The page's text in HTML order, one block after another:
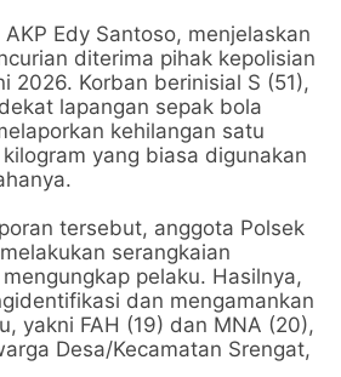
Edy Santoso, menjelaskan
diterima pihak kepolisian
2026. Korban berinisial S (51),
lapangan sepak bola
kehilangan satu
yang biasa digunakan
tersebut, anggota Polsek
serangkaian
pelaku. Hasilnya,
dan mengamankan
yakni FAH (19) dan MNA (20),
Desa/Kecamatan Srengat,